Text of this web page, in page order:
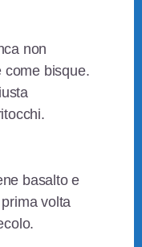
non
come bisque.
basalto e
volta